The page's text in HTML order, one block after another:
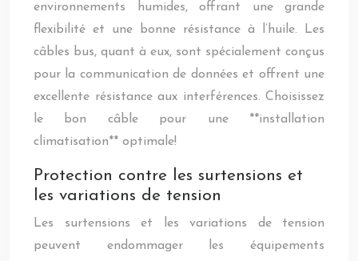
environnements humides, offrant une grande
flexibilité et une bonne résistance à l’huile. Les
câbles bus, quant à eux, sont spécialement conçus
pour la communication de données et offrent une
excellente résistance aux interférences. Choisissez
le bon câble pour une **installation
climatisation** optimale!
Protection contre les surtensions et
les variations de tension
Les surtensions et les variations de tension
peuvent endommager les équipements